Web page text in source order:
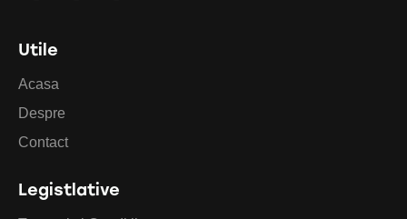
Utile
Acasa
Despre
Contact
Legistlative